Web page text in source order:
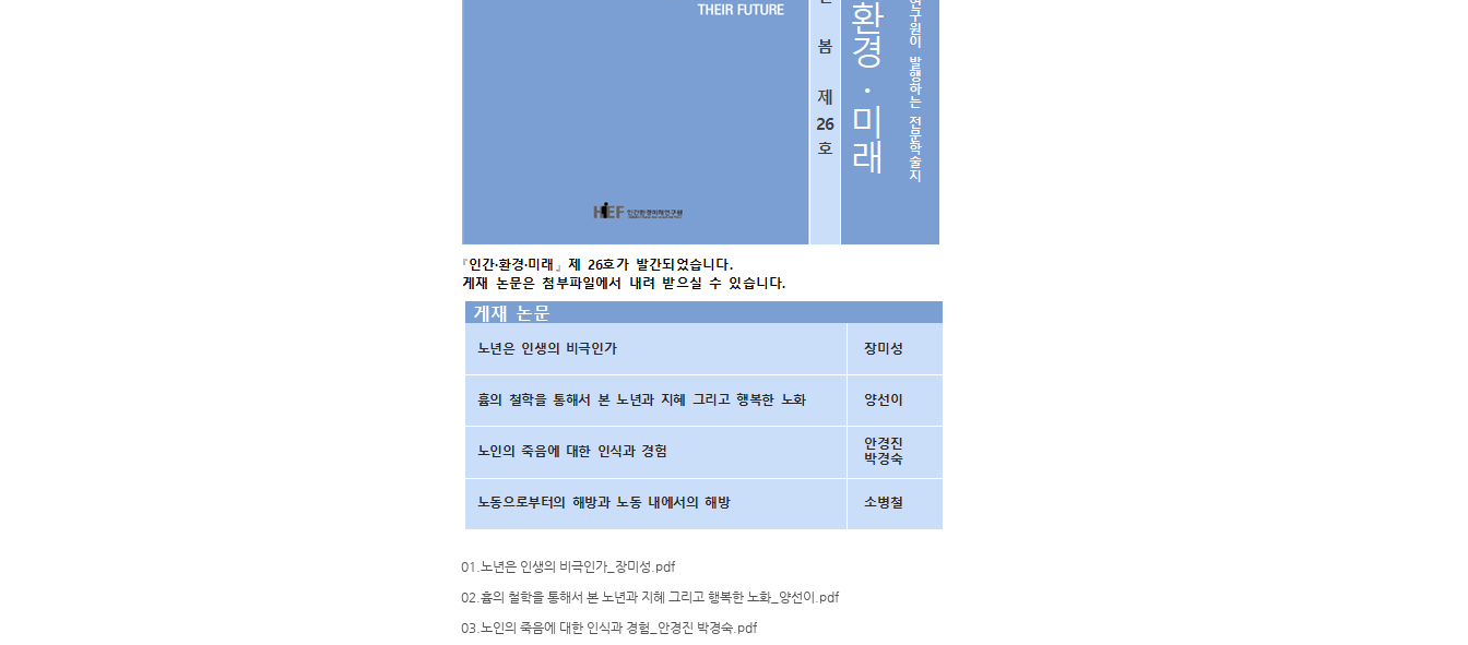
01.노년은 인생의 비극인가_장미성.pdf
02.흄의 철학을 통해서 본 노년과 지혜 그리고 행복한 노화_양선이.pdf
03.노인의 죽음에 대한 인식과 경험_안경진 박경숙.pdf